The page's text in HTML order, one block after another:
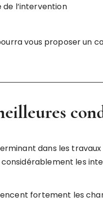
l’intervention
vous proposer un
dans les
les
fortement les